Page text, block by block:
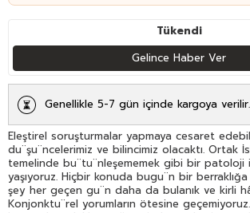
Tükendi
Gelince Haber Ver
Genellikle 5-7 gün içinde kargoya verilir.
Eleştirel soruşturmalar yapmaya cesaret
du¨şu¨ncelerimiz ve bilincimiz olacaktı. Ortak
temelinde bu¨tu¨nleşememek gibi bir patoloji
yaşıyoruz. Hiçbir konuda bugu¨n bir
şey her geçen gu¨n daha da bulanık ve kirli
Konjonktu¨rel yorumların ötesine